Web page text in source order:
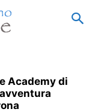
Academy di